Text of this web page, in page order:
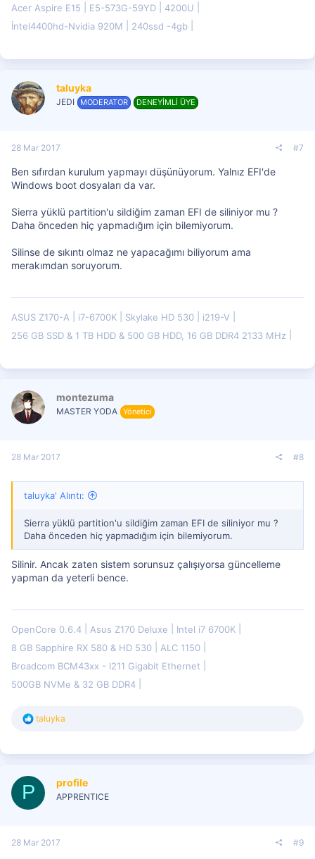
Acer Aspire E15 E5-573G-59YD
4200U
İntel4400hd-Nvidia 920M
240ssd -4gb
taluyka
JEDI MODERATOR DENEYİMLİ ÜYE
28 Mar 2017 #7
Ben sıfırdan kurulum yapmayı düşünüyorum. Yalnız EFI'de
Windows boot dosyaları da var.
Sierra yüklü partition'u sildiğim zaman EFI de siliniyor mu ?
Daha önceden hiç yapmadığım için bilemiyorum.
Silinse de sıkıntı olmaz ne yapacağımı biliyorum ama
merakımdan soruyorum.
ASUS Z170-A i7-6700K Skylake HD 530
i219-V
256 GB SSD & 1 TB HDD & 500 GB HDD, 16 GB DDR4 2133 MHz
montezuma
MASTER YODA Yönetici
28 Mar 2017 #8
taluyka' Alıntı:
Sierra yüklü partition'u sildiğim zaman EFI de siliniyor mu ?
Daha önceden hiç yapmadığım için bilemiyorum.
Silinir. Ancak zaten sistem sorunsuz çalışıyorsa güncelleme
yapman da yeterli bence.
OpenCore 0.6.4 Asus Z170 Deluxe
Intel i7 6700K
8 GB Sapphire RX 580 & HD 530
ALC 1150
Broadcom BCM43xx - I211 Gigabit Ethernet
500GB NVMe & 32 GB DDR4
T
:
taluyka
P profile
APPRENTICE
28 Mar 2017 #9